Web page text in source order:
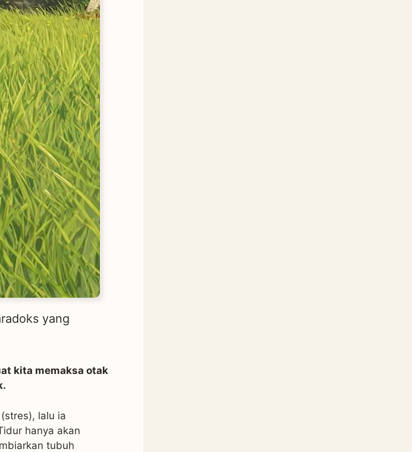
yang
kita memaksa otak
lalu ia
hanya akan
tubuh